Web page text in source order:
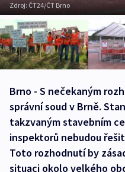
Zdroj: ČT24/ČT Brno
Brno - S nečekaným
správní soud v Brně.
takzvaným stavebním
inspektorů nebudou
Toto rozhodnutí by
situaci okolo velkého